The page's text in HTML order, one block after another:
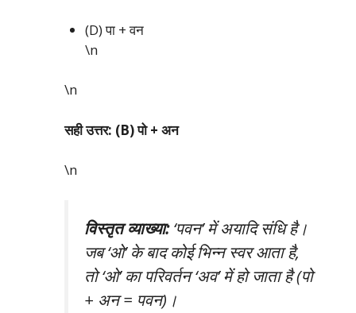
(D) पा + वन
\n
\n
सही उत्तर: (B) पो + अन
\n
विस्तृत व्याख्या:‘पवन’ में अयादि संधि है।
जब ‘ओ’ के बाद कोई भिन्न स्वर आता है,
तो ‘ओ’ का परिवर्तन ‘अव’ में हो जाता है (पो
+ अन = पवन)।